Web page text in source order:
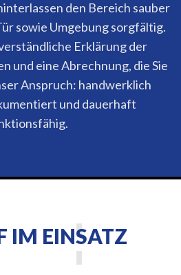
den Bereich sauber
sowie Umgebung sorgfältig.
Erklärung der
und eine Abrechnung, die Sie
Anspruch: handwerklich
und dauerhaft
IM EINSATZ